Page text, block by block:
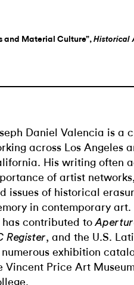
and Material Culture”, Historical
Daniel Valencia is a
across Los Angeles
His writing often
of artist
issues of historical
in contemporary
has contributed to
Register, and the U.S.
numerous exhibition
Vincent Price Art